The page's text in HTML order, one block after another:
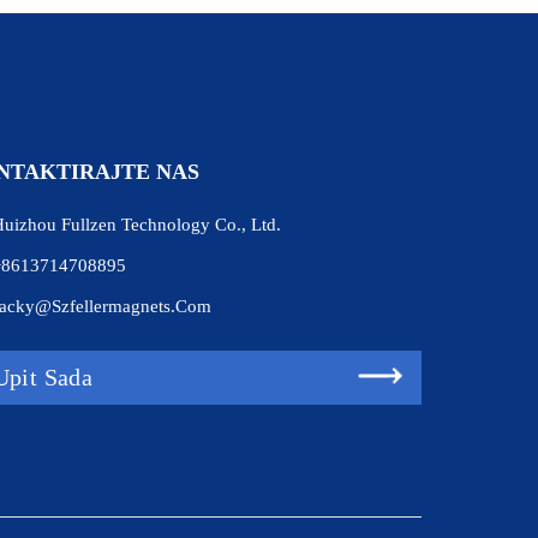
NAS
Fullzen Technology Co., Ltd.
Sada